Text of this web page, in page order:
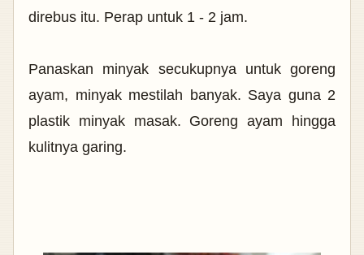
direbus itu. Perap untuk 1 - 2 jam.
Panaskan minyak secukupnya untuk goreng
ayam, minyak mestilah banyak. Saya guna 2
plastik minyak masak. Goreng ayam hingga
kulitnya garing.